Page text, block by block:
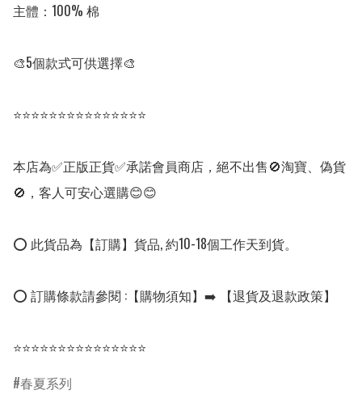
主體：100% 棉
🎨5個款式可供選擇🎨
⭐⭐⭐⭐⭐⭐⭐⭐⭐⭐⭐⭐⭐⭐⭐
本店為✅正版正貨✅承諾會員商店，絕不出售🚫淘寶、偽貨
🚫，客人可安心選購😊😊
⭕ 此貨品為【訂購】貨品, 約10-18個工作天到貨。
⭕ 訂購條款請參閱 :【購物須知】➡️ 【退貨及退款政策】
⭐⭐⭐⭐⭐⭐⭐⭐⭐⭐⭐⭐⭐⭐⭐
春夏系列